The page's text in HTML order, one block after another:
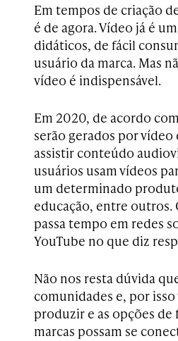
Em tempos de criação
é de agora. Vídeo já é
didáticos, de fácil
usuário da marca. Mas
vídeo é indispensável.
Em 2020, de acordo
serão gerados por
assistir conteúdo
usuários usam vídeos
um determinado
educação, entre outros.
passa tempo em redes
YouTube no que diz
Não nos resta dúvida
comunidades e, por
produzir e as opções de
marcas possam se